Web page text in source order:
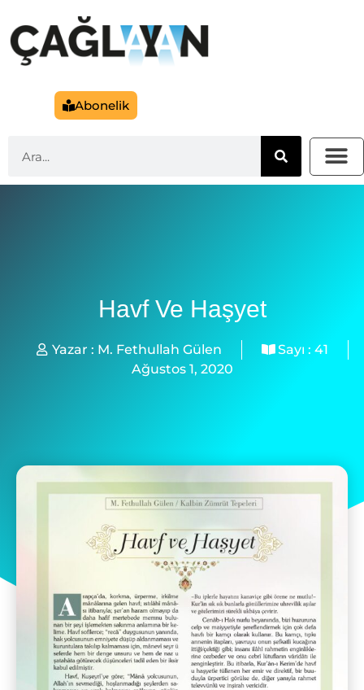
Abonelik
Havf Ve Haşyet
Yazar : M. Fethullah Gülen Sayı : 41
Ağustos 1, 2020